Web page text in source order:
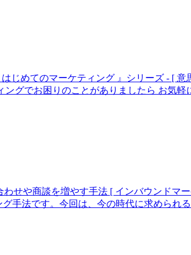
はじめてのマーケティング 』シリーズ - [
グでお困りのことがありましたら お気軽
わせや商談を増やす手法 [ インバウンドマ
手法です。今回は、今の時代に求められ